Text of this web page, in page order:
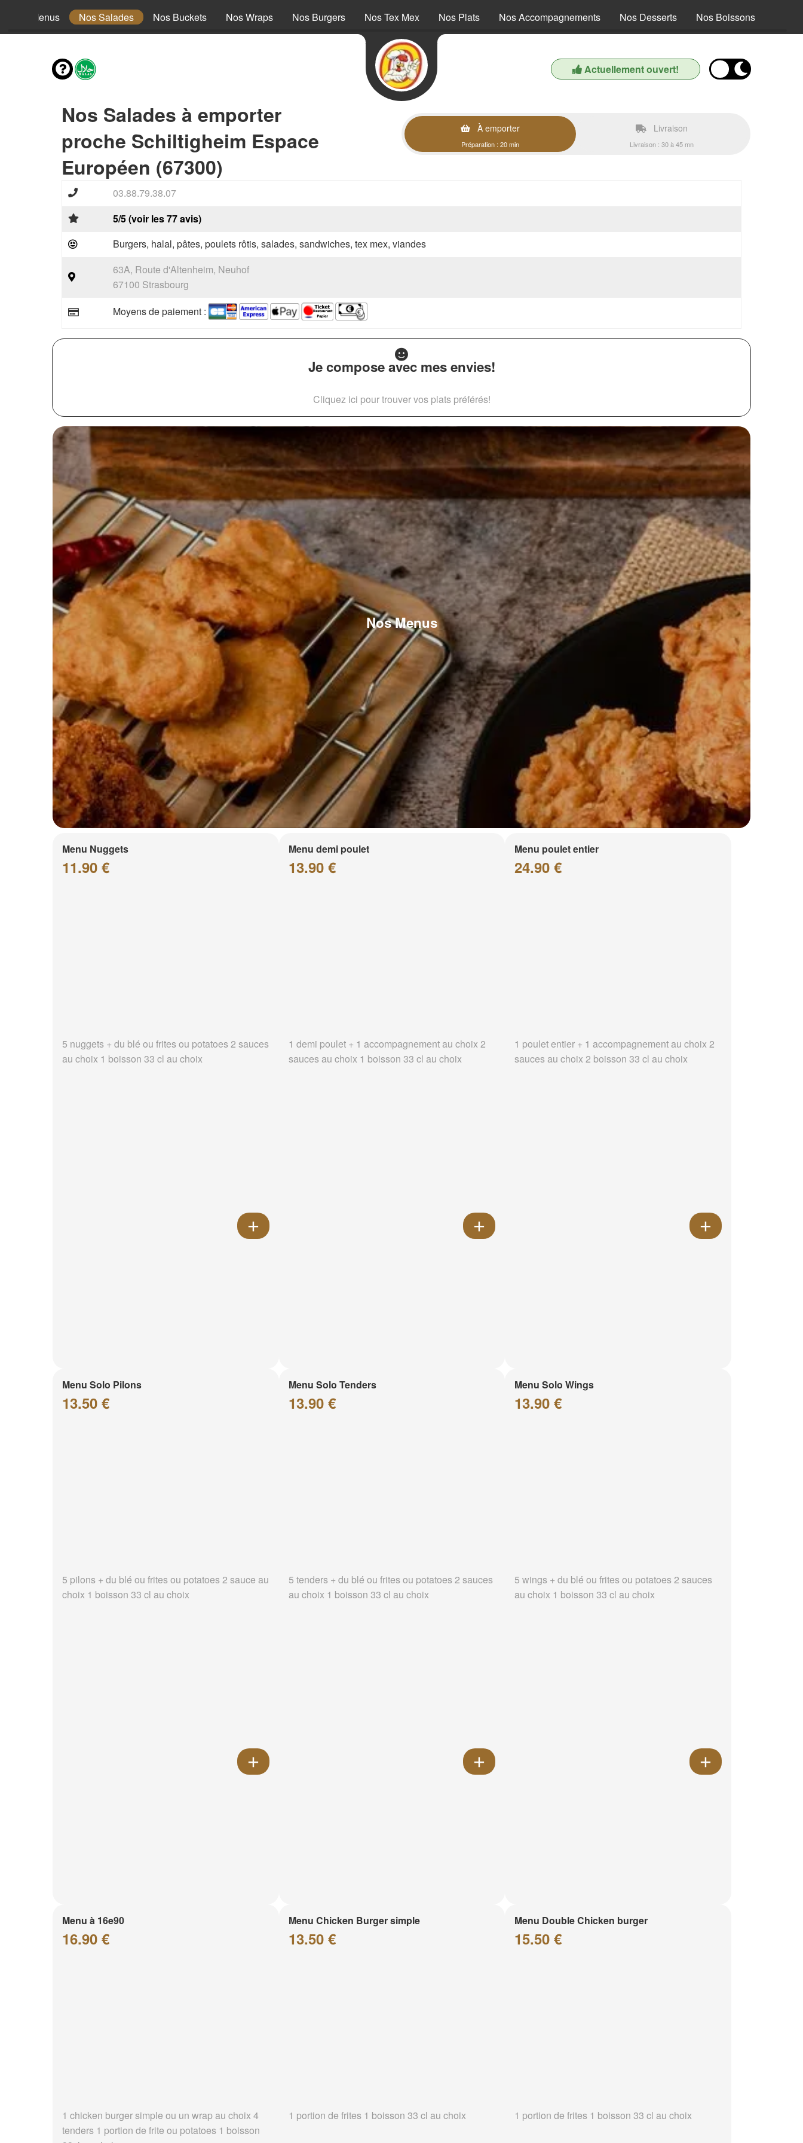
Nos Menus Nos Salades Nos Buckets Nos Wraps Nos Burgers Nos Tex Mex Nos Plats Nos Accompagnements Nos Desserts Nos Boissons
Actuellement ouvert!
Nos Salades à emporter
proche Schiltigheim Espace
Européen (67300)
À emporter
Préparation : 20 min
Livraison
Livraison : 30 à 45 mn
03.88.79.38.07
5/5 (voir les 77 avis)
Burgers, halal, pâtes, poulets rôtis, salades, sandwiches, tex mex, viandes
63A, Route d'Altenheim, Neuhof
67100 Strasbourg
Moyens de paiement :
Je compose avec mes envies!
Cliquez ici pour trouver vos plats préférés!
Nos Menus
Menu Nuggets
11.90 €
5 nuggets + du blé ou frites ou potatoes 2 sauces
au choix 1 boisson 33 cl au choix
Menu demi poulet
13.90 €
1 demi poulet + 1 accompagnement au choix 2
sauces au choix 1 boisson 33 cl au choix
Menu poulet entier
24.90 €
1 poulet entier + 1 accompagnement au choix 2
sauces au choix 2 boisson 33 cl au choix
Menu Solo Pilons
13.50 €
5 pilons + du blé ou frites ou potatoes 2 sauce au
choix 1 boisson 33 cl au choix
Menu Solo Tenders
13.90 €
5 tenders + du blé ou frites ou potatoes 2 sauces
au choix 1 boisson 33 cl au choix
Menu Solo Wings
13.90 €
5 wings + du blé ou frites ou potatoes 2 sauces
au choix 1 boisson 33 cl au choix
Menu à 16e90
16.90 €
1 chicken burger simple ou un wrap au choix 4
tenders 1 portion de frite ou potatoes 1 boisson
Menu Chicken Burger simple
13.50 €
1 portion de frites 1 boisson 33 cl au choix
Menu Double Chicken burger
15.50 €
1 portion de frites 1 boisson 33 cl au choix